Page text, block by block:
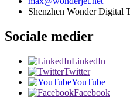
Shenzhen Wonder Digital
Sociale medier
LinkedIn
Twitter
YouTube
Facebook